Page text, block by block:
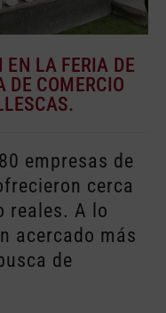
EN LA FERIA DE
DE COMERCIO
empresas de
cerca
reales. A lo
acercado más
de